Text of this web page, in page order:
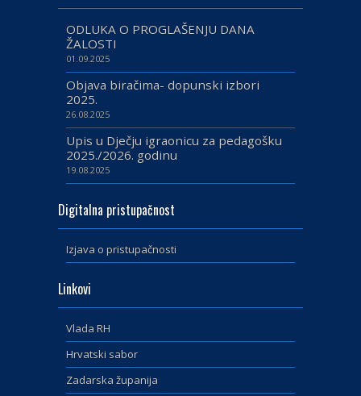
ODLUKA O PROGLAŠENJU DANA
ŽALOSTI
01.09.2025
Objava biračima- dopunski izbori
2025.
26.08.2025
Upis u Dječju igraonicu za pedagošku
2025./2026. godinu
19.08.2025
Digitalna pristupačnost
Izjava o pristupačnosti
Linkovi
Vlada RH
Hrvatski sabor
Zadarska županija